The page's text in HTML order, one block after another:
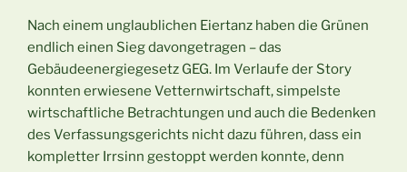
Nach einem unglaublichen Eiertanz haben die Grünen
endlich einen Sieg davongetragen – das
Gebäudeenergiegesetz GEG. Im Verlaufe der Story
konnten erwiesene Vetternwirtschaft, simpelste
wirtschaftliche Betrachtungen und auch die Bedenken
des Verfassungsgerichts nicht dazu führen, dass ein
kompletter Irrsinn gestoppt werden konnte, denn